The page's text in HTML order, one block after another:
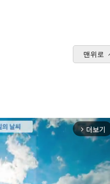
맨위로
arrow_forward_ios 더보기